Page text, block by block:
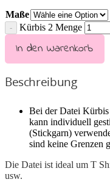
Maße
Kürbis 2 Menge
In den Warenkorb
Beschreibung
Bei der Datei Kürbis
kann individuell
(Stickgarn)
sind keine Grenzen
Die Datei ist ideal um T
usw.